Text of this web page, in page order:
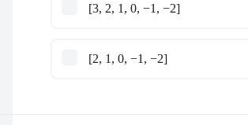
[3, 2, 1, 0, −1, −2]
[2, 1, 0, −1, −2]